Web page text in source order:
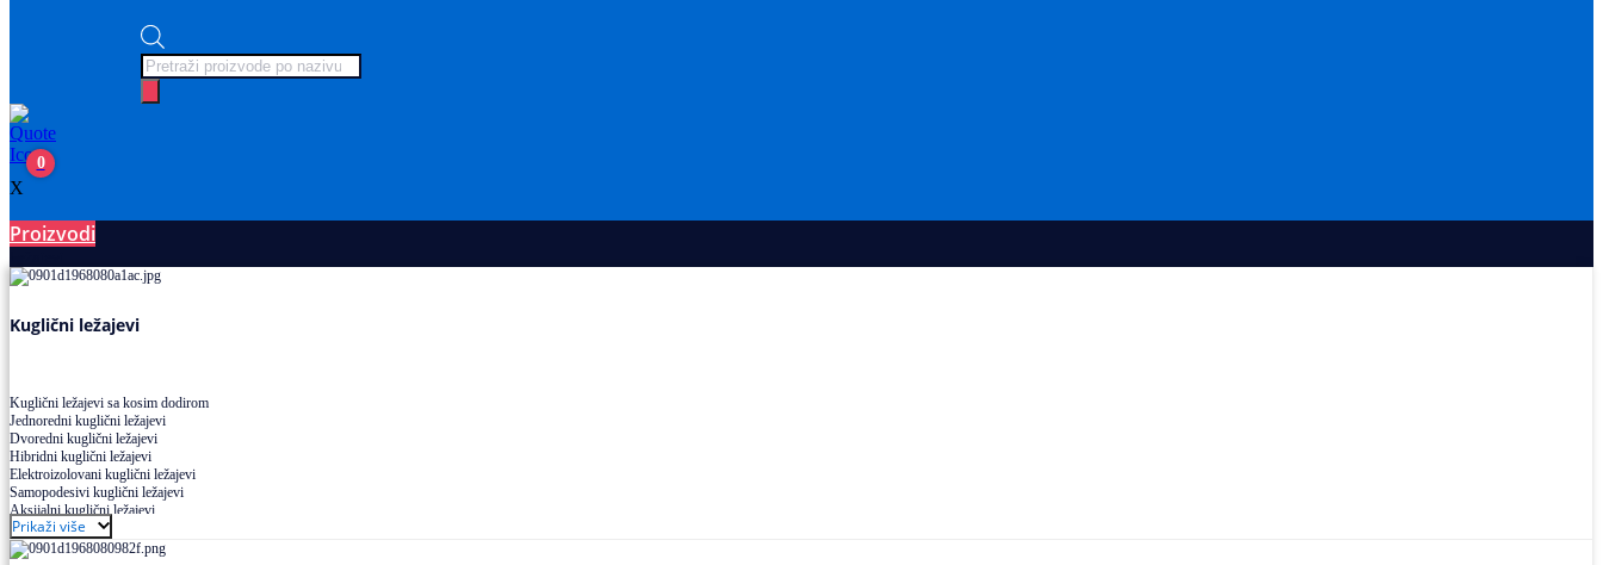
Products
search
0
X
Proizvodi
Kuglični ležajevi
Kuglični ležajevi sa kosim dodirom
Jednoredni kuglični ležajevi
Dvoredni kuglični ležajevi
Hibridni kuglični ležajevi
Elektroizolovani kuglični ležajevi
Samopodesivi kuglični ležajevi
Aksijalni kuglični ležajevi
Kuglični ležajevi od nerđajućeg čelika
Prikaži više